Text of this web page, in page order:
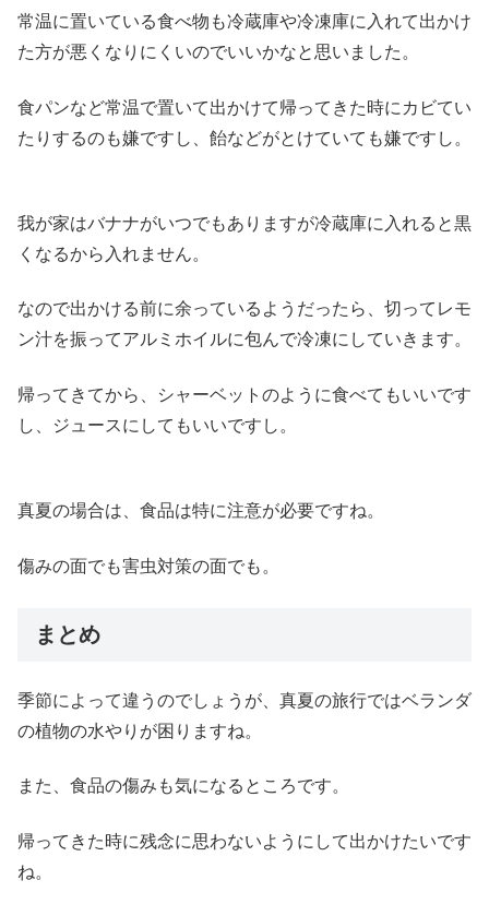
常温に置いている食べ物も冷蔵庫や冷凍庫に入れて出かけ
た方が悪くなりにくいのでいいかなと思いました。
食パンなど常温で置いて出かけて帰ってきた時にカビてい
たりするのも嫌ですし、飴などがとけていても嫌ですし。
我が家はバナナがいつでもありますが冷蔵庫に入れると黒
くなるから入れません。
なので出かける前に余っているようだったら、切ってレモ
ン汁を振ってアルミホイルに包んで冷凍にしていきます。
帰ってきてから、シャーベットのように食べてもいいです
し、ジュースにしてもいいですし。
真夏の場合は、食品は特に注意が必要ですね。
傷みの面でも害虫対策の面でも。
まとめ
季節によって違うのでしょうが、真夏の旅行ではベランダ
の植物の水やりが困りますね。
また、食品の傷みも気になるところです。
帰ってきた時に残念に思わないようにして出かけたいです
ね。